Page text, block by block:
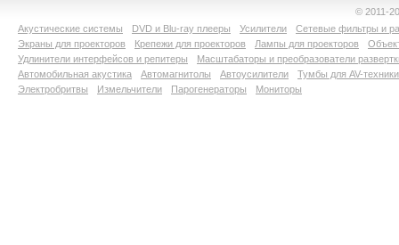
© 2011-
Акустические системы
DVD и Blu-ray плееры Усилители
Сетевые фильтры и
Экраны для проекторов
Крепежи для проекторов Лампы для проекторов
Удлинители интерфейсов и репитеры
Масштабаторы и преобразователи
Автомобильная акустика
Автомагнитолы Автоусилители
Тумбы для AV-техники
Электробритвы
Измельчители Парогенераторы Мониторы